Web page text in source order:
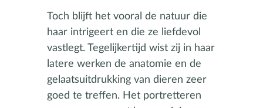
Toch blijft het vooral de natuur die
haar intrigeert en die ze liefdevol
vastlegt. Tegelijkertijd wist zij in haar
latere werken de anatomie en de
gelaatsuitdrukking van dieren zeer
goed te treffen. Het portretteren